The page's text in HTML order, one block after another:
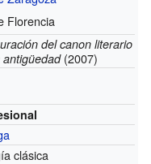
Florencia
del canon literario
(2007)
clásica